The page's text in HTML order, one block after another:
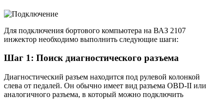
Для подключения бортового компьютера на ВАЗ 2107
инжектор необходимо выполнить следующие шаги:
Шаг 1: Поиск диагностического разъема
Диагностический разъем находится под рулевой колонкой
слева от педалей. Он обычно имеет вид разъема OBD-II или
аналогичного разъема, в который можно подключить